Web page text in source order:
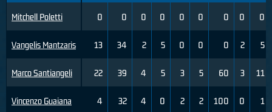
Mitchell Poletti
Vangelis Mantzaris
Marco Santiangeli
Vincenzo Guaiana
0 0 0 0 0 0 0 0 0
13 34 2 5 0 0 0 2 5
22 39 4 5 3 5 60 3 11
4 32 4 0 2 2 100 0 1